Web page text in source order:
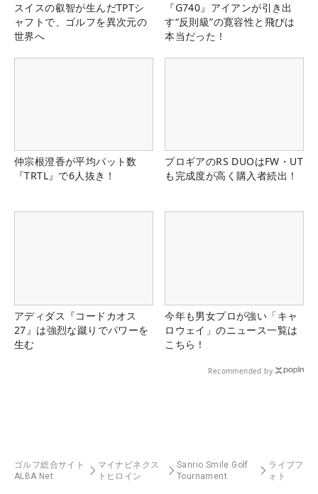
スイスの叡智が生んだTPTシ
ャフトで、ゴルフを異次元の
世界へ
『G740』アイアンが引き出
す“反則級”の寛容性と飛びは
本当だった！
仲宗根澄香が平均パット数
『TRTL』で6人抜き！
プロギアのRS DUOはFW・UT
も完成度が高く購入者続出！
アディダス『コードカオス
27』は強烈な蹴りでパワーを
生む
今年も男女プロが強い「キャ
ロウェイ」のニュース一覧は
こちら！
Recommended by
ゴルフ総合サイト
ALBA Net
マイナビネクス
トヒロイン
Sanrio Smile Golf
Tournament
ライブフ
ォト